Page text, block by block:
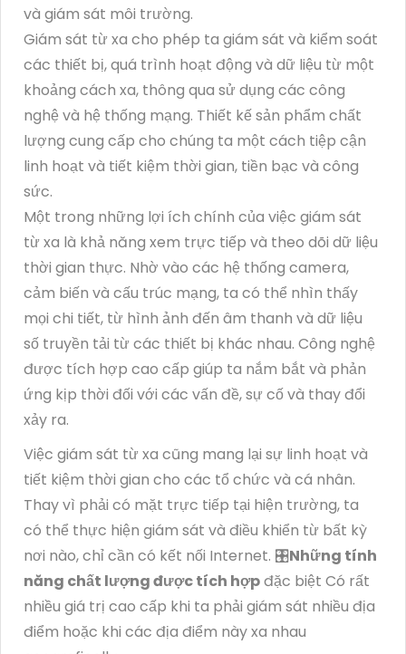
và giám sát môi trường.
Giám sát từ xa cho phép ta giám sát và kiểm soát
các thiết bị, quá trình hoạt động và dữ liệu từ một
khoảng cách xa, thông qua sử dụng các công
nghệ và hệ thống mạng. Thiết kế sản phẩm chất
lượng cung cấp cho chúng ta một cách tiệp cận
linh hoạt và tiết kiệm thời gian, tiền bạc và công
sức.
Một trong những lợi ích chính của việc giám sát
từ xa là khả năng xem trực tiếp và theo dõi dữ liệu
thời gian thực. Nhờ vào các hệ thống camera,
cảm biến và cấu trúc mạng, ta có thể nhìn thấy
mọi chi tiết, từ hình ảnh đến âm thanh và dữ liệu
số truyền tải từ các thiết bị khác nhau. Công nghệ
được tích hợp cao cấp giúp ta nắm bắt và phản
ứng kịp thời đối với các vấn đề, sự cố và thay đổi
xảy ra.
Việc giám sát từ xa cũng mang lại sự linh hoạt và
tiết kiệm thời gian cho các tổ chức và cá nhân.
Thay vì phải có mặt trực tiếp tại hiện trường, ta
có thể thực hiện giám sát và điều khiển từ bất kỳ
nơi nào, chỉ cần có kết nối Internet. 🎛Những tính
năng chất lượng được tích hợpđặc biệt Có rất
nhiều giá trị cao cấp khi ta phải giám sát nhiều địa
điểm hoặc khi các địa điểm này xa nhau